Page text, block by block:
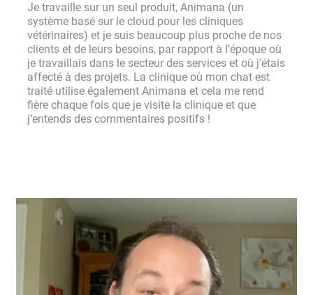
Je travaille sur un seul produit, Animana (un
système basé sur le cloud pour les cliniques
vétérinaires) et je suis beaucoup plus proche de nos
clients et de leurs besoins, par rapport à l’époque où
je travaillais dans le secteur des services et où j’étais
affecté à des projets. La clinique où mon chat est
traité utilise également Animana et cela me rend
fière chaque fois que je visite la clinique et que
j’entends des commentaires positifs !